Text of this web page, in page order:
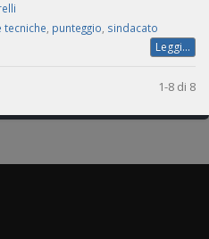
tecniche punteggio sindacato
Leggi...
1-8 di 8